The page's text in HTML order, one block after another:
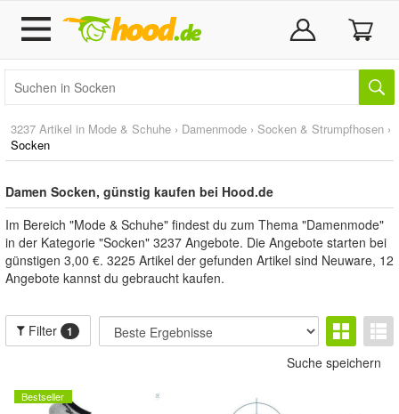
3237 Artikel in Mode & Schuhe › Damenmode › Socken & Strumpfhosen ›
Socken
Damen Socken, günstig kaufen bei Hood.de
Im Bereich "Mode & Schuhe" findest du zum Thema "Damenmode"
in der Kategorie "Socken" 3237 Angebote. Die Angebote starten bei
günstigen 3,00 €. 3225 Artikel der gefunden Artikel sind Neuware, 12
Angebote kannst du gebraucht kaufen.
Filter 1
Suche speichern
Bestseller